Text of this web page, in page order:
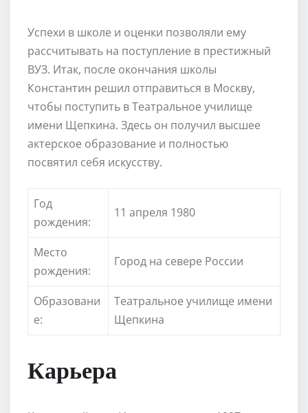
Успехи в школе и оценки позволяли ему
рассчитывать на поступление в престижный
ВУЗ. Итак, после окончания школы
Константин решил отправиться в Москву,
чтобы поступить в Театральное училище
имени Щепкина. Здесь он получил высшее
актерское образование и полностью
посвятил себя искусству.
Год
рождения:
11 апреля 1980
Место
рождения:
Город на севере России
Образовани
е:
Театральное училище имени
Щепкина
Карьера